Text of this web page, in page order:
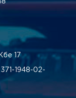
17
1948-02-